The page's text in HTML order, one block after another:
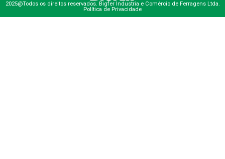
2025@Todos os direitos reservados. Bigfer Industria e Comércio de Ferragens Ltda.
Política de Privacidade